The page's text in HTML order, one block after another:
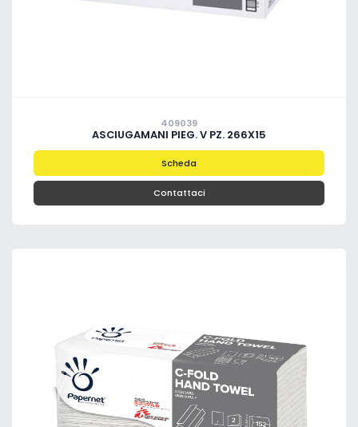
409039
ASCIUGAMANI PIEG. V PZ. 266X15
Scheda
Contattaci